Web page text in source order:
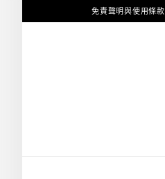
至
免責聲明與使用條款